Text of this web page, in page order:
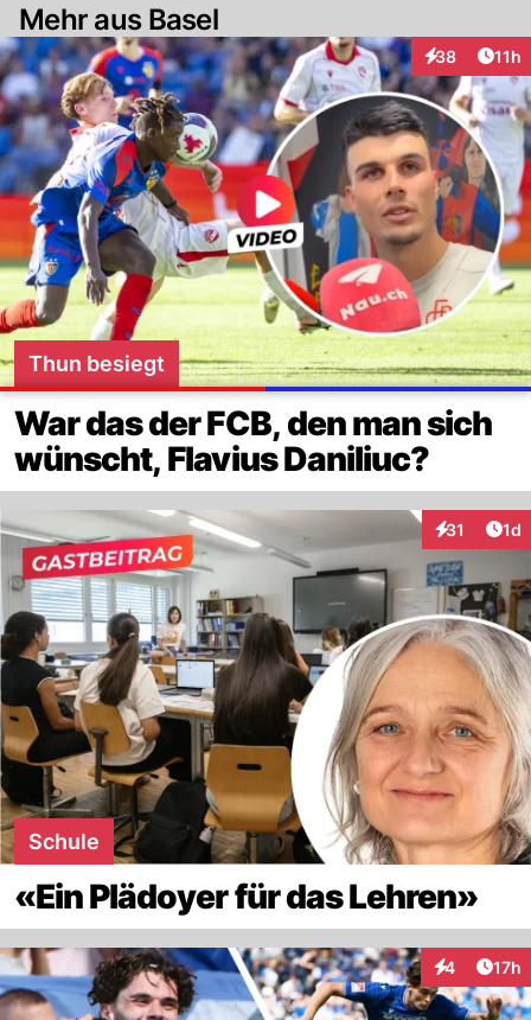
Mehr aus Basel
38
Interaktionen
11h
Thun besiegt
War das der FCB, den man sich
wünscht, Flavius Daniliuc?
31 1d
Schule
«Ein Plädoyer für das Lehren»
4 17h